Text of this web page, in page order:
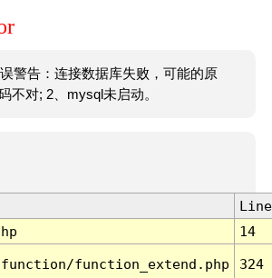
警告：连接数据库失败，可能的原
不对; 2、mysql未启动。
Line
14
function_extend.php 324